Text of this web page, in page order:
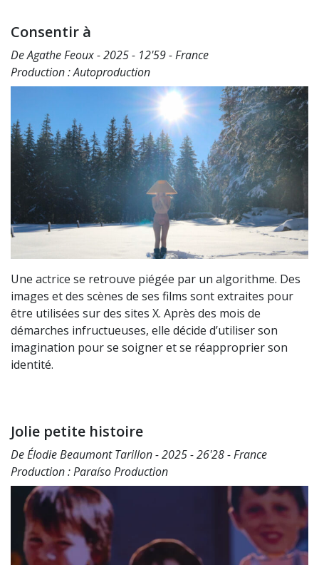
Consentir à
De Agathe Feoux - 2025 - 12'59 - France
Production : Autoproduction
Une actrice se retrouve piégée par un algorithme. Des
images et des scènes de ses films sont extraites pour
être utilisées sur des sites X. Après des mois de
démarches infructueuses, elle décide d’utiliser son
imagination pour se soigner et se réapproprier son
identité.
Jolie petite histoire
De Élodie Beaumont Tarillon - 2025 - 26'28 - France
Production : Paraíso Production